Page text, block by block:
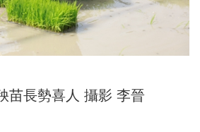
苗長勢喜人 攝影 李晉